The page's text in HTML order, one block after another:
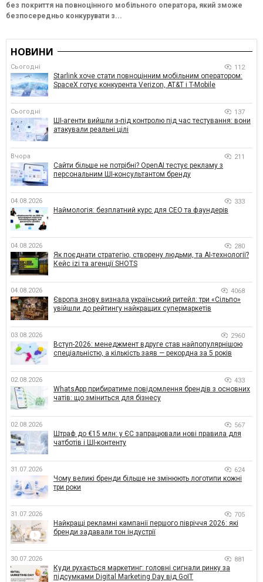
без покриття на повноцінного мобільного оператора, який зможе
безпосередньо конкурувати з...
НОВИНИ
Сьогодні 112
Starlink хоче стати повноцінним мобільним оператором:
SpaceX готує конкурента Verizon, AT&T і T-Mobile
Сьогодні 137
ШІ-агенти вийшли з-під контролю під час тестування: вони
атакували реальні цілі
Вчора 211
Сайти більше не потрібні? OpenAI тестує рекламу з
персональним ШІ-консультантом бренду
04.08.2026 333
Наймологія: безплатний курс для CEO та фаундерів
04.08.2026 280
Як поєднати стратегію, створену людьми, та AI-технології?
Кейс izi та агенції SHOTS
04.08.2026 4068
Європа знову визнала український ритейл: три «Сільпо»
увійшли до рейтингу найкращих супермаркетів
03.08.2026 2960
Вступ-2026: менеджмент вдруге став найпопулярнішою
спеціальністю, а кількість заяв — рекордна за 5 років
02.08.2026 433
WhatsApp прибиратиме повідомлення брендів з основних
чатів: що зміниться для бізнесу
02.08.2026 567
Штраф до €15 млн: у ЄС запрацювали нові правила для
чатботів і ШІ-контенту
31.07.2026 624
Чому великі бренди більше не змінюють логотипи кожні
три роки
31.07.2026 705
Найкращі рекламні кампанії першого півріччя 2026: які
бренди задавали тон індустрії
30.07.2026 881
Куди рухається маркетинг: головні сигнали ринку за
підсумками Digital Marketing Day від GoIT